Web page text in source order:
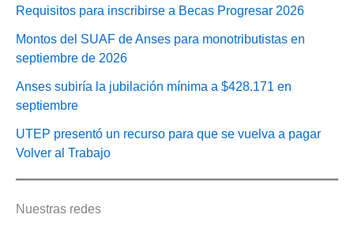
Requisitos para inscribirse a Becas Progresar 2026
Montos del SUAF de Anses para monotributistas en
septiembre de 2026
Anses subiría la jubilación mínima a $428.171 en
septiembre
UTEP presentó un recurso para que se vuelva a pagar
Volver al Trabajo
Nuestras redes